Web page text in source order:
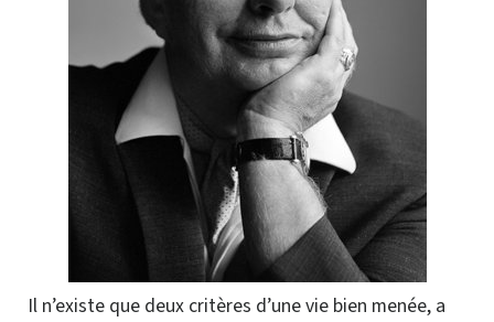
Il n’existe que deux critères d’une vie bien menée, a